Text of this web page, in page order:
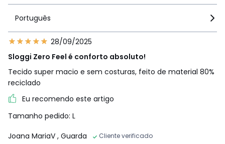
Português
28/09/2025
Sloggi Zero Feel é conforto absoluto!
Tecido super macio e sem costuras, feito de material 80%
reciclado
Eu recomendo este artigo
Tamanho pedido: L
Joana MariaV , Guarda Cliente verificado